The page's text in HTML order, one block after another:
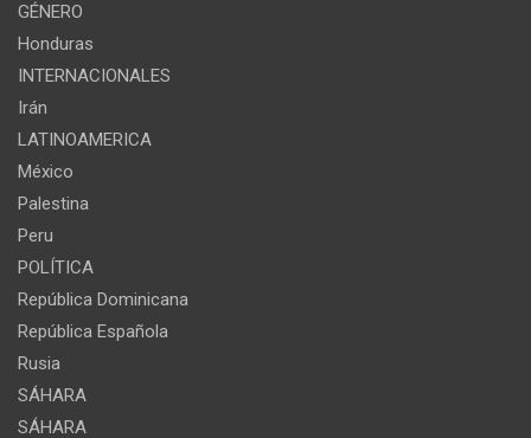
GÉNERO
Honduras
INTERNACIONALES
Irán
LATINOAMERICA
México
Palestina
Peru
POLÍTICA
República Dominicana
República Española
Rusia
SÁHARA
SÁHARA